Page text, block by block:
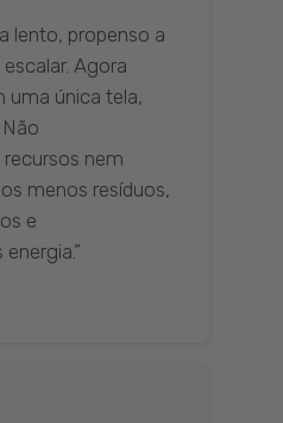
lento, propenso a
Agora
uma única tela,
nem
menos resíduos,
e